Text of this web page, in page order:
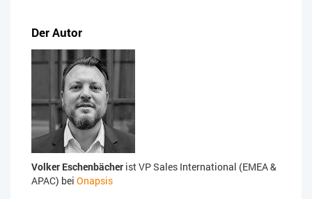
Der Autor
Volker Eschenbächer ist VP Sales International (EMEA &
APAC) bei Onapsis